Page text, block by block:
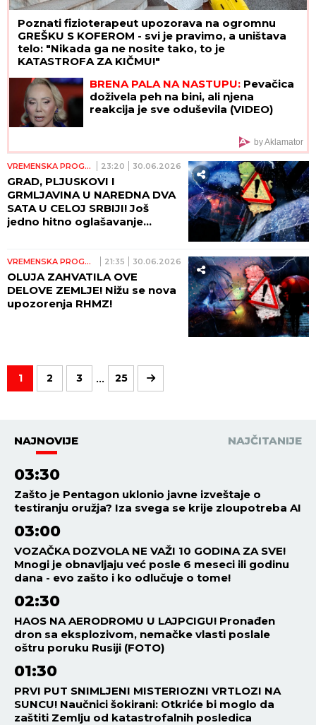
Poznati fizioterapeut upozorava na ogromnu
GREŠKU S KOFEROM - svi je pravimo, a uništava
telo: "Nikada ga ne nosite tako, to je
KATASTROFA ZA KIČMU!"
BRENA PALA NA NASTUPU: Pevačica
doživela peh na bini, ali njena
reakcija je sve oduševila (VIDEO)
by Aklamator
VREMENSKA PROGNOZA 23:20 30.06.2026
GRAD, PLJUSKOVI I
GRMLJAVINA U NAREDNA DVA
SATA U CELOJ SRBIJI! Još
jedno hitno oglašavanje
VREMENSKA PROGNOZA 21:35 30.06.2026
OLUJA ZAHVATILA OVE
DELOVE ZEMLJE! Nižu se nova
upozorenja RHMZ!
1 2 3 ... 25
NAJNOVIJE NAJČITANIJE
03:30
Zašto je Pentagon uklonio javne izveštaje o
testiranju oružja? Iza svega se krije zloupotreba AI
03:00
VOZAČKA DOZVOLA NE VAŽI 10 GODINA ZA SVE!
Mnogi je obnavljaju već posle 6 meseci ili godinu
dana - evo zašto i ko odlučuje o tome!
02:30
HAOS NA AERODROMU U LAJPCIGU! Pronađen
dron sa eksplozivom, nemačke vlasti poslale
oštru poruku Rusiji (FOTO)
01:30
PRVI PUT SNIMLJENI MISTERIOZNI VRTLOZI NA
SUNCU! Naučnici šokirani: Otkriće bi moglo da
zaštiti Zemlju od katastrofalnih posledica